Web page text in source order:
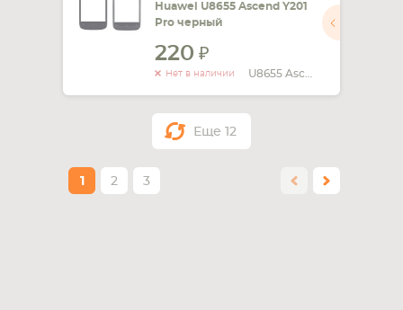
Huawei U8655 Ascend Y201
Pro черный
220
Нет в наличии
Еще 12
1 2 3